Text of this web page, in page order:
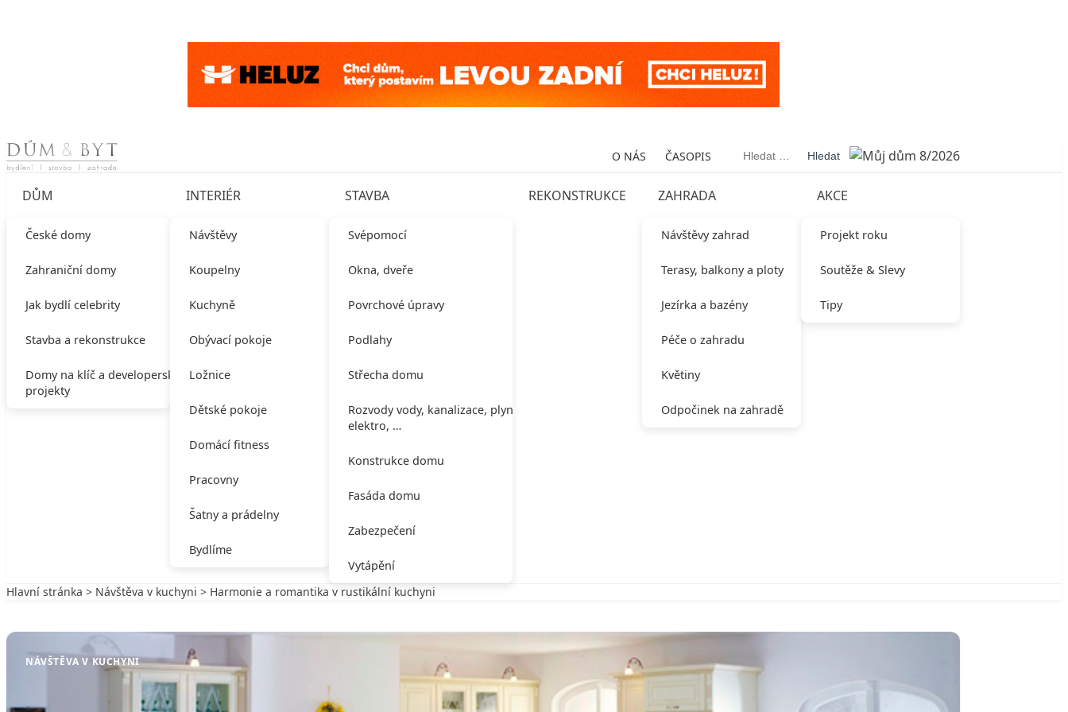
Skip to content O NÁS ČASOPIS Vyhledávání
DŮM
České domy
Zahraniční domy
Jak bydlí celebrity
Stavba a rekonstrukce
Domy na klíč a developerské
projekty
INTERIÉR
Návštěvy
Koupelny
Kuchyně
Obývací pokoje
Ložnice
Dětské pokoje
Domácí fitness
Pracovny
Šatny a prádelny
Bydlíme
STAVBA
Svépomocí
Okna, dveře
Povrchové úpravy
Podlahy
Střecha domu
Rozvody vody, kanalizace, plynu,
elektro, …
Konstrukce domu
Fasáda domu
Zabezpečení
Vytápění
REKONSTRUKCE ZAHRADA
Návštěvy zahrad
Terasy, balkony a ploty
Jezírka a bazény
Péče o zahradu
Květiny
Odpočinek na zahradě
AKCE
Projekt roku
Soutěže & Slevy
Tipy
Hlavní stránka > Návštěva v kuchyni > Harmonie a romantika v rustikální kuchyni
NÁVŠTĚVA V KUCHYNI